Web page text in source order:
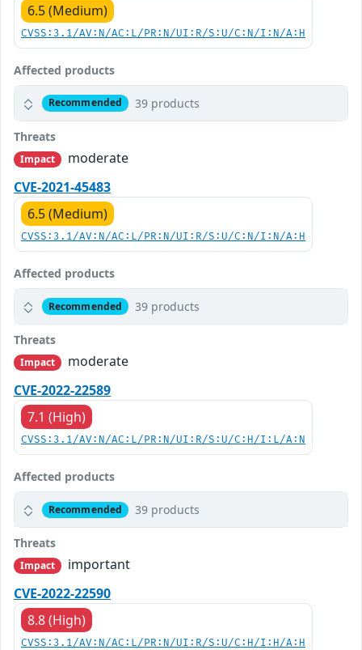
6.5 (Medium)
CVSS:3.1/AV:N/AC:L/PR:N/UI:R/S:U/C:N/I:N/A:H
Affected products
Recommended 39 products
Threats
Impact
moderate
CVE-2021-45483
6.5 (Medium)
CVSS:3.1/AV:N/AC:L/PR:N/UI:R/S:U/C:N/I:N/A:H
Affected products
Recommended 39 products
Threats
Impact
moderate
CVE-2022-22589
7.1 (High)
CVSS:3.1/AV:N/AC:L/PR:N/UI:R/S:U/C:H/I:L/A:N
Affected products
Recommended 39 products
Threats
Impact
important
CVE-2022-22590
8.8 (High)
CVSS:3.1/AV:N/AC:L/PR:N/UI:R/S:U/C:H/I:H/A:H